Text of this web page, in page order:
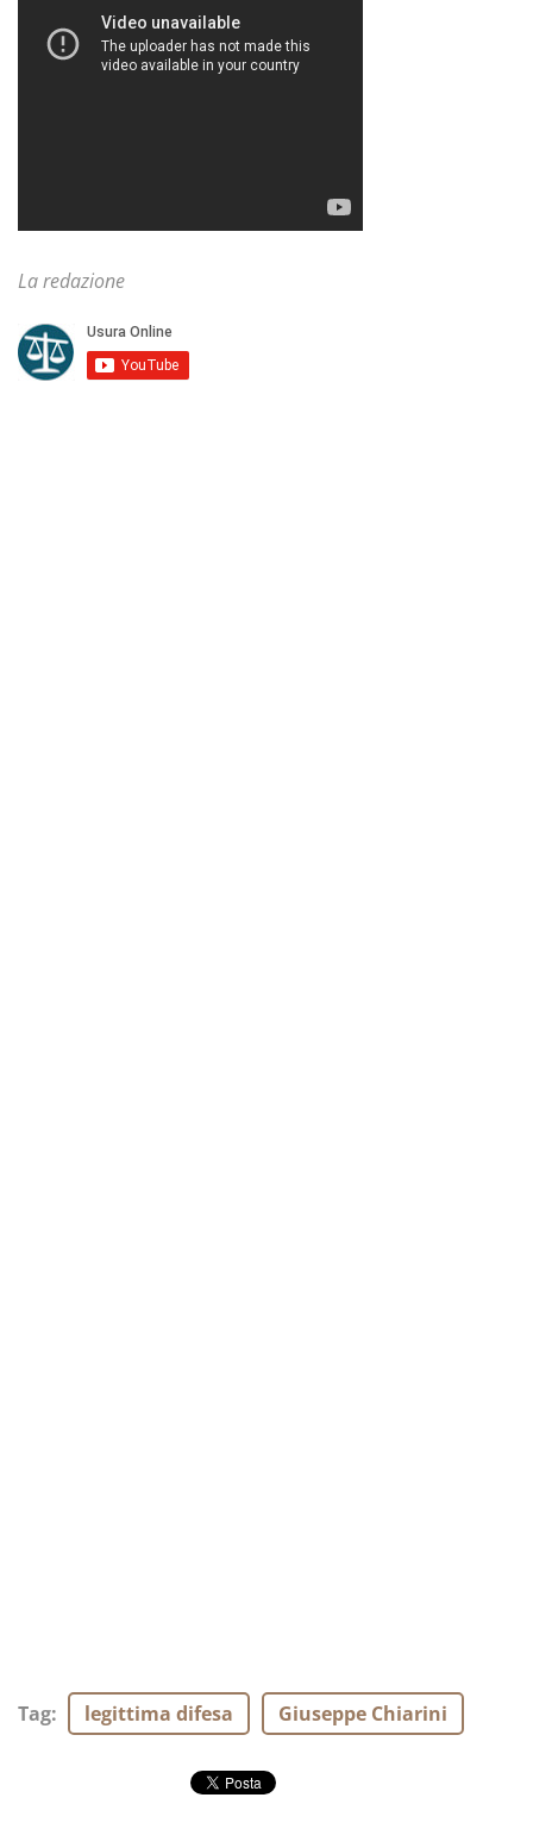
La redazione
Tag: legittima difesa Giuseppe Chiarini